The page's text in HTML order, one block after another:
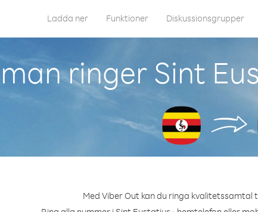
Ladda ner Funktioner Diskussionsgrupper
ringer Sint
Med Viber Out kan du ringa kvalitetssamtal